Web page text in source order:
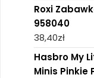
Roxi
958040
38,40zł
Hasbro My
Minis Pinkie